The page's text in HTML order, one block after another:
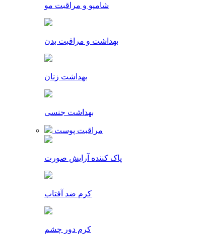
شامپو و مراقبت مو
بهداشت و مراقبت بدن
بهداشت زنان
بهداشت جنسی
مراقبت پوست
پاک کننده آرایش صورت
کرم ضد آفتاب
کرم دور چشم